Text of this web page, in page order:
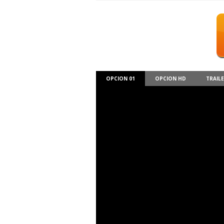
OPCION 01 OPCION HD